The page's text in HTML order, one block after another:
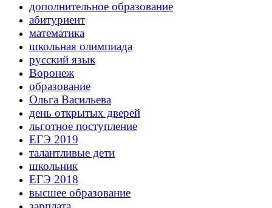
дополнительное образование
абитуриент
математика
школьная олимпиада
русский язык
Воронеж
образование
Ольга Васильева
день открытых дверей
льготное поступление
ЕГЭ 2019
талантливые дети
школьник
ЕГЭ 2018
высшее образование